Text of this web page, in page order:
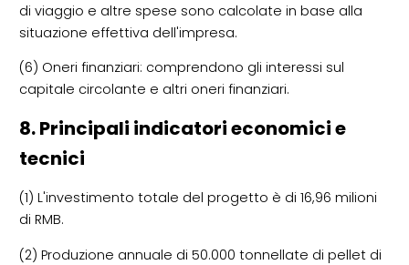
di viaggio e altre spese sono calcolate in base alla
situazione effettiva dell'impresa.
(6) Oneri finanziari: comprendono gli interessi sul
capitale circolante e altri oneri finanziari.
8. Principali indicatori economici e
tecnici
(1) L'investimento totale del progetto è di 16,96 milioni
di RMB.
(2) Produzione annuale di 50.000 tonnellate di pellet di